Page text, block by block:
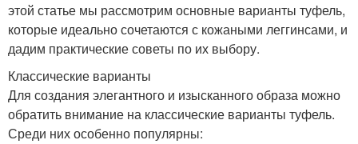
этой статье мы рассмотрим основные варианты туфель,
которые идеально сочетаются с кожаными леггинсами, и
дадим практические советы по их выбору.
Классические варианты
Для создания элегантного и изысканного образа можно
обратить внимание на классические варианты туфель.
Среди них особенно популярны: